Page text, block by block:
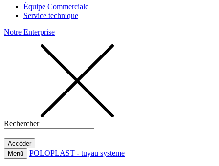
Équipe Commerciale
Service technique
Notre Enterprise
Rechercher
Menü POLOPLAST - tuyau systeme